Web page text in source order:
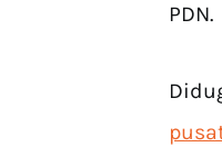
PDN.